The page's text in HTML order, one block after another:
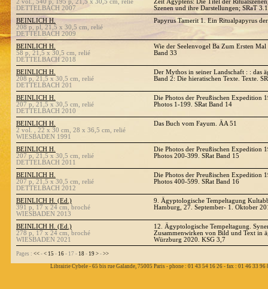
DETTELBACH 2007
Szenen und ihre Darstellungen; SRaT
BEINLICH H.
208 p, pl, 21,5 x 30,5 cm, relié
DETTELBACH 2009
Papyrus Tamerit 1. Ein Ritualpapyrus
BEINLICH H.
58 p, 21,5 x 30,5 cm, relié
DETTELBACH 2018
Wie der Seelenvogel Ba Zum Ersten
Band 33
BEINLICH H.
208 p, 21,5 x 30,5 cm, relié
DETTELBACH 201
Der Mythos in seiner Landschaft : : das
Band 2: Die hieratischen Texte. Texte.
BEINLICH H.
207 p, 21,5 x 30,5 cm, relié
DETTELBACH 2010
Die Photos der Preußischen Expedition
Photos 1-199. SRat Band 14
BEINLICH H.
2 vol. , 22 x 30 cm, 28 x 36,5 cm, relié
WIESBADEN 1991
Das Buch vom Fayum. ÄA 51
BEINLICH H.
207 p, 21,5 x 30,5 cm, relié
DETTELBACH 2011
Die Photos der Preußischen Expedition
Photos 200-399. SRat Band 15
BEINLICH H.
207 p, 21,5 x 30,5 cm, relié
DETTELBACH 2012
Die Photos der Preußischen Expedition
Photos 400-599. SRat Band 16
BEINLICH H. (Ed.)
391 p, 17 x 24 cm, broché
WIESBADEN 2013
9. Ägyptologische Tempeltagung
Hamburg, 27. September- 1. Oktober
BEINLICH H. (Ed.)
278 p, 17 x 24 cm, broché
WIESBADEN 2021
12. Ägyptologische Tempeltagung.
Zusammenwirken von Bild und Text in
Würzburg 2020. KSG 3,7
Pages : << - < 15 - 16 - 17 - 18 - 19 > - >>
Librairie Cybele - 65 bis rue Galande, 75005 Paris - phone : 01 43 54 16 26 - fax : 01 46 33